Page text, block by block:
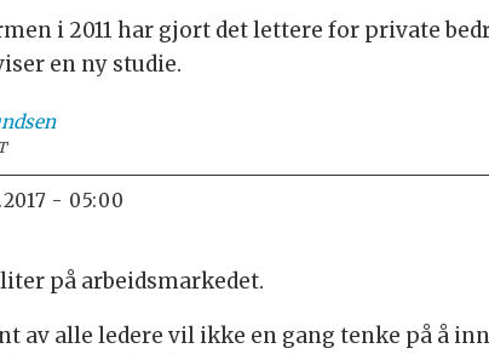
i 2011 har gjort det lettere for private
en ny studie.
- 05:00
på arbeidsmarkedet.
av alle ledere vil ikke en gang tenke på å